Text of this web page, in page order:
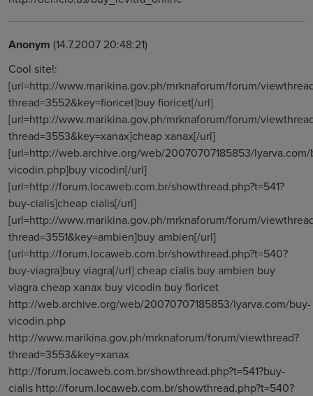
Anonym (14.7.2007 20:48:21)
Cool site!:
[url=http://www.marikina.gov.ph/mrknaforum/forum/
thread=3552&key=fioricet]buy fioricet[/url]
[url=http://www.marikina.gov.ph/mrknaforum/forum/
thread=3553&key=xanax]cheap xanax[/url]
[url=http://web.archive.org/web/20070707185853/
vicodin.php]buy vicodin[/url]
[url=http://forum.locaweb.com.br/showthread.php?t=541?
buy-cialis]cheap cialis[/url]
[url=http://www.marikina.gov.ph/mrknaforum/forum/
thread=3551&key=ambien]buy ambien[/url]
[url=http://forum.locaweb.com.br/showthread.php?t=540?
buy-viagra]buy viagra[/url] cheap cialis buy ambien buy
viagra cheap xanax buy vicodin buy fioricet
http://web.archive.org/web/20070707185853/lyarva.com/buy-
vicodin.php
http://www.marikina.gov.ph/mrknaforum/forum/viewthread?
thread=3553&key=xanax
http://forum.locaweb.com.br/showthread.php?t=541?buy-
cialis http://forum.locaweb.com.br/showthread.php?t=540?